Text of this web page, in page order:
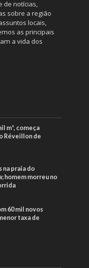
de notícias,
sobre a região
locais,
as principais
a vida dos
m², começa
Réveillon de
na praia do
homem morreu no
60 mil novos
taxa de